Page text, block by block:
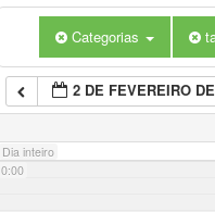
Categorias
2 DE FEVEREIRO
Dia inteiro
0:00